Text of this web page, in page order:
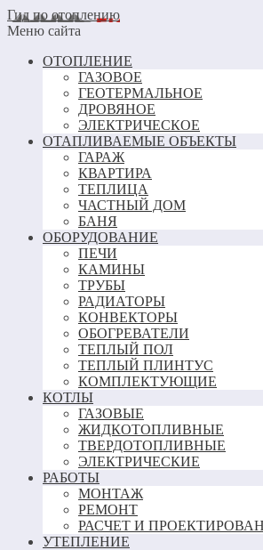
Гид по отоплению
Меню сайта
ОТОПЛЕНИЕ
ГАЗОВОЕ
ГЕОТЕРМАЛЬНОЕ
ДРОВЯНОЕ
ЭЛЕКТРИЧЕСКОЕ
ОТАПЛИВАЕМЫЕ ОБЪЕКТЫ
ГАРАЖ
КВАРТИРА
ТЕПЛИЦА
ЧАСТНЫЙ ДОМ
БАНЯ
ОБОРУДОВАНИЕ
ПЕЧИ
КАМИНЫ
ТРУБЫ
РАДИАТОРЫ
КОНВЕКТОРЫ
ОБОГРЕВАТЕЛИ
ТЕПЛЫЙ ПОЛ
ТЕПЛЫЙ ПЛИНТУС
КОМПЛЕКТУЮЩИЕ
КОТЛЫ
ГАЗОВЫЕ
ЖИДКОТОПЛИВНЫЕ
ТВЕРДОТОПЛИВНЫЕ
ЭЛЕКТРИЧЕСКИЕ
РАБОТЫ
МОНТАЖ
РЕМОНТ
РАСЧЕТ И
УТЕПЛЕНИЕ